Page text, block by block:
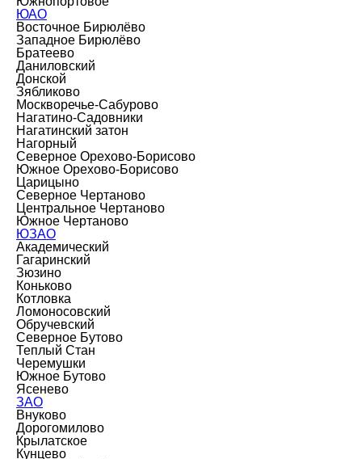
ЮАО
Восточное Бирюлёво
Западное Бирюлёво
Братеево
Даниловский
Донской
Зябликово
Москворечье-Сабурово
Нагатино-Садовники
Нагатинский затон
Нагорный
Северное Орехово-Борисово
Южное Орехово-Борисово
Царицыно
Северное Чертаново
Центральное Чертаново
Южное Чертаново
ЮЗАО
Академический
Гагаринский
Зюзино
Коньково
Котловка
Ломоносовский
Обручевский
Северное Бутово
Теплый Стан
Черемушки
Южное Бутово
Ясенево
ЗАО
Внуково
Дорогомилово
Крылатское
Кунцево